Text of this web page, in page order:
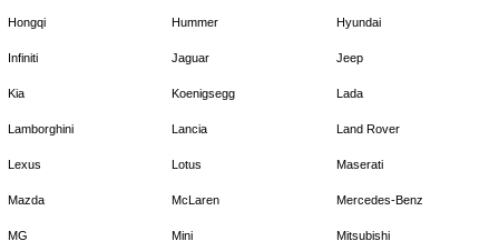
Hongqi Hummer Hyundai
Infiniti Jaguar Jeep
Kia Koenigsegg Lada
Lamborghini Lancia Land Rover
Lexus Lotus Maserati
Mazda McLaren Mercedes-Benz
MG Mini Mitsubishi